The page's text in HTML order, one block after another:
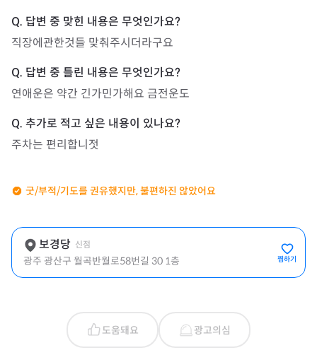
직장에관한것들 맞춰주시더라구요
연애운은 약간 긴가민가해요 금전운도
주차는 편리합니젓
굿/부적/기도를 권유했지만, 불편하진 않았어요
보경당 신점
광주 광산구 월곡반월로58번길 30 1층 찜하기
도움돼요 광고의심